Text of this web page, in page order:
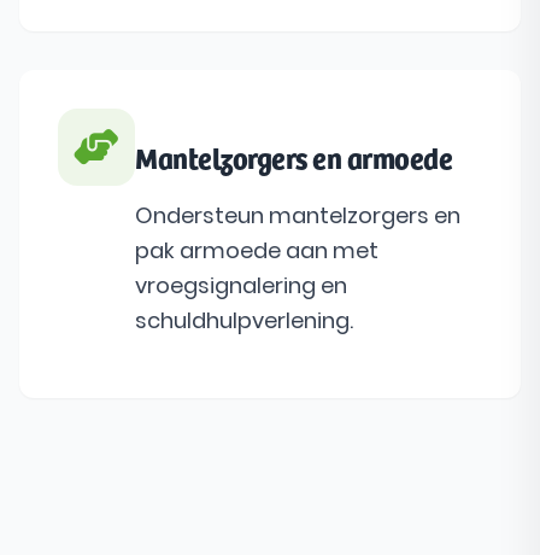
Mantelzorgers en armoede
Ondersteun mantelzorgers en
pak armoede aan met
vroegsignalering en
schuldhulpverlening.